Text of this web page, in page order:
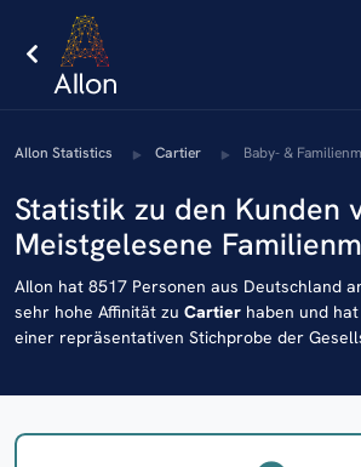
AIlon Statistics Cartier Baby- &
Statistik zu den Kunden
Meistgelesene
AIlon hat 8517 Personen aus Deutschland
sehr hohe Affinität zu Cartier haben und
einer repräsentativen Stichprobe der